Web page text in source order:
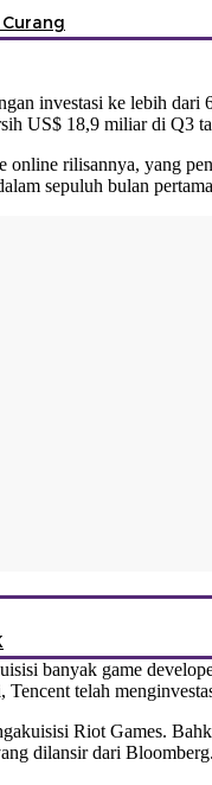
investasi ke lebih dari
US$ 18,9 miliar di
rilisannya, yang
sepuluh bulan
banyak game
telah
Riot Games.
dilansir dari